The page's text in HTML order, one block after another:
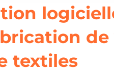
textiles